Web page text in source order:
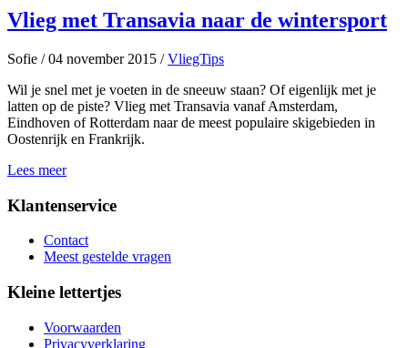
Vlieg met Transavia naar de wintersport
Sofie /04 november 2015 / VliegTips
Wil je snel met je voeten in de sneeuw staan? Of eigenlijk met je
latten op de piste? Vlieg met Transavia vanaf Amsterdam,
Eindhoven of Rotterdam naar de meest populaire skigebieden in
Oostenrijk en Frankrijk.
Lees meer
Klantenservice
Contact
Meest gestelde vragen
Kleine lettertjes
Voorwaarden
Privacyverklaring